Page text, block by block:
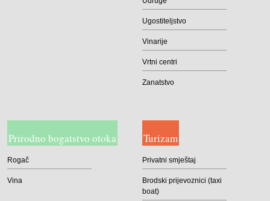
Ugostiteljstvo
Vinarije
Vrtni centri
Zanatstvo
Prirodno bogatstvo otoka
Rogač
Vina
Turizam
Privatni smještaj
Brodski prijevoznici (taxi
boat)